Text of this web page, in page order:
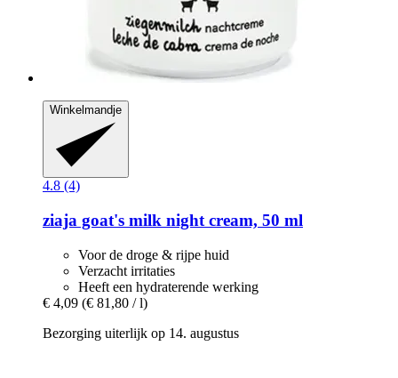
Winkelmandje
4.8 (4)
ziaja goat's milk night cream, 50 ml
Voor de droge & rijpe huid
Verzacht irritaties
Heeft een hydraterende werking
€ 4,09 (€ 81,80 / l)
Bezorging uiterlijk op 14. augustus